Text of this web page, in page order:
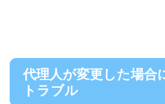
代理人が変更した場合
トラブル